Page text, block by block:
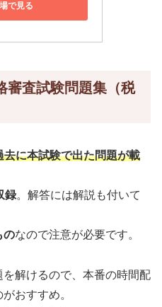
で見る
査試験問題集（税
去に本試験で出た問題が載
録。解答には解説も付いて
のなので注意が必要です。
解けるので、本番の時間配
おすすめ。